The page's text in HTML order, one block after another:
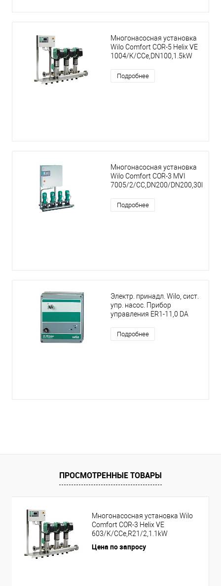
Многонасосная установка
Wilo Comfort COR-5 Helix VE
1004/K/CCe,DN100,1.5kW
Подробнее
Многонасосная установка
Wilo Comfort COR-3 MVI
7005/2/CC,DN200/DN200,30kW
Подробнее
Электр. принадл. Wilo, сист.
упр. насос. Прибор
управления ER1-11,0 DA
Подробнее
ПРОСМОТРЕННЫЕ ТОВАРЫ
Многонасосная установка Wilo
Comfort COR-3 Helix VE
603/K/CCe,R21/2,1.1kW
Цена по запросу